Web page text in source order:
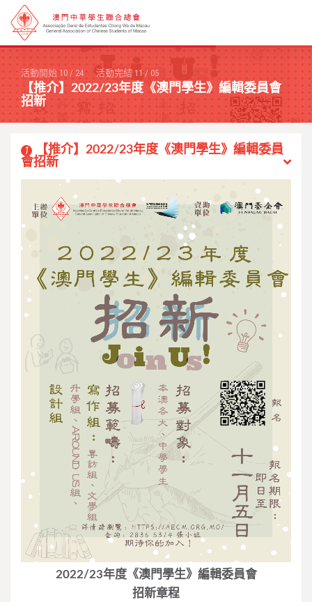
活動開始 10/24 活動完結 11/05
【推介】2022/23年度《澳門學生》編輯委員會
招新
1
【推介】2022/23年度《澳門學生》編輯委員
會招新
2022/23年度《澳門學生》編輯委員會
招新章程